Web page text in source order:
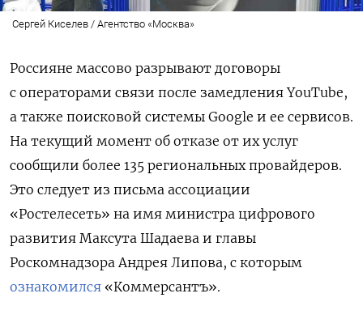
Сергей Киселев / Агентство «Москва»
Россияне массово разрывают договоры
с операторами связи после замедления YouTube,
а также поисковой системы Google и ее сервисов.
На текущий момент об отказе от их услуг
сообщили более 135 региональных провайдеров.
Это следует из письма ассоциации
«Ростелесеть» на имя министра цифрового
развития Максута Шадаева и главы
Роскомнадзора Андрея Липова, с которым
ознакомился «Коммерсантъ».